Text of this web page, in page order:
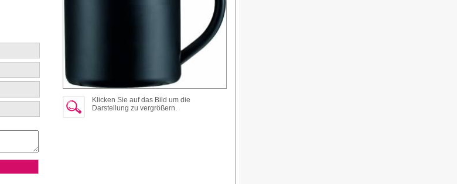
Klicken Sie auf das Bild um die
Darstellung zu vergrößern.